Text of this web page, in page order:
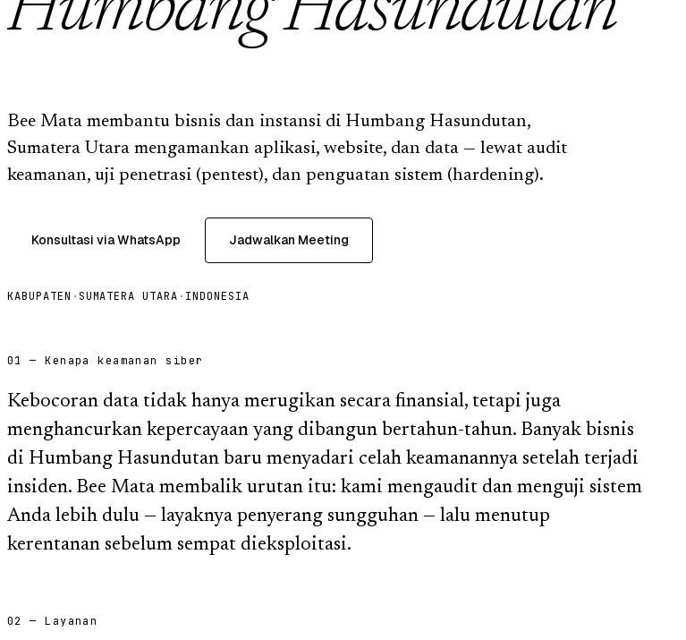
Bee Mata membantu bisnis dan instansi di Humbang Hasundutan,
Sumatera Utara mengamankan aplikasi, website, dan data — lewat audit
keamanan, uji penetrasi (pentest), dan penguatan sistem (hardening).
Konsultasi via WhatsApp Jadwalkan Meeting
KABUPATEN · SUMATERA UTARA · INDONESIA
01 — Kenapa keamanan siber
Kebocoran data tidak hanya merugikan secara finansial, tetapi juga
menghancurkan kepercayaan yang dibangun bertahun-tahun. Banyak bisnis
di Humbang Hasundutan baru menyadari celah keamanannya setelah terjadi
insiden. Bee Mata membalik urutan itu: kami mengaudit dan menguji sistem
Anda lebih dulu — layaknya penyerang sungguhan — lalu menutup
kerentanan sebelum sempat dieksploitasi.
02 — Layanan